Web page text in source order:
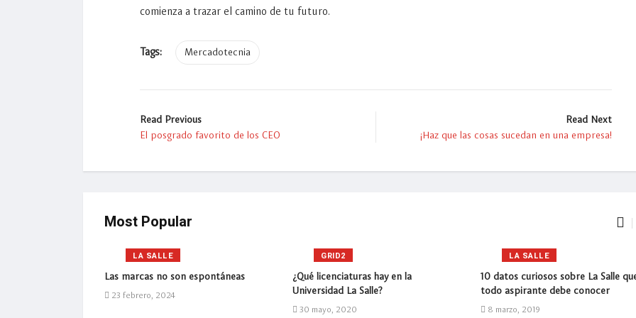
comienza a trazar el camino de tu futuro.
Tags: Mercadotecnia
Read Previous
El posgrado favorito de los CEO
Read Next
¡Haz que las cosas sucedan en una empresa!
Most Popular
LA SALLE
Las marcas no son espontáneas
23 febrero, 2024
GRID2
¿Qué licenciaturas hay en la
Universidad La Salle?
30 mayo, 2020
LA SALLE
10 datos curiosos sobre La Salle
todo aspirante debe conocer
8 marzo, 2019